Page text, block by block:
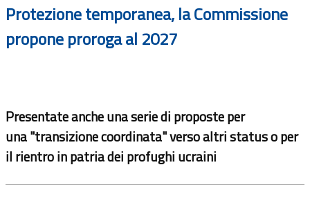
Protezione temporanea, la Commissione
propone proroga al 2027
Presentate anche una serie di proposte per
una "transizione coordinata" verso altri status o per
il rientro in patria dei profughi ucraini